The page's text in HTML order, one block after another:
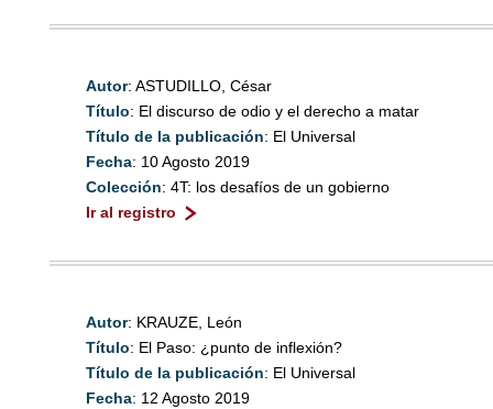
Autor: ASTUDILLO, César
Título: El discurso de odio y el derecho a matar
Título de la publicación: El Universal
Fecha: 10 Agosto 2019
Colección: 4T: los desafíos de un gobierno
Ir al registro
Autor: KRAUZE, León
Título: El Paso: ¿punto de inflexión?
Título de la publicación: El Universal
Fecha: 12 Agosto 2019